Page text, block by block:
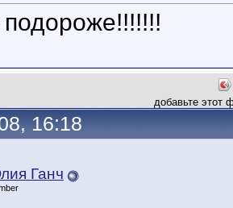
подороже!!!!!!!
добавьте этот
16:18
Ганч